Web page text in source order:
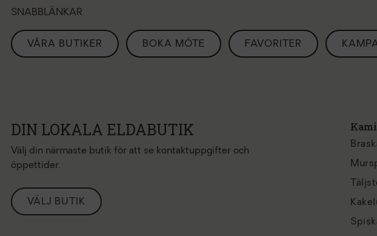
SNABBLÄNKAR
VÅRA BUTIKER BOKA MÖTE FAVORITER
DIN LOKALA ELDABUTIK
Välj din närmaste butik för att se kontaktuppgifter och
öppettider.
VÄLJ BUTIK